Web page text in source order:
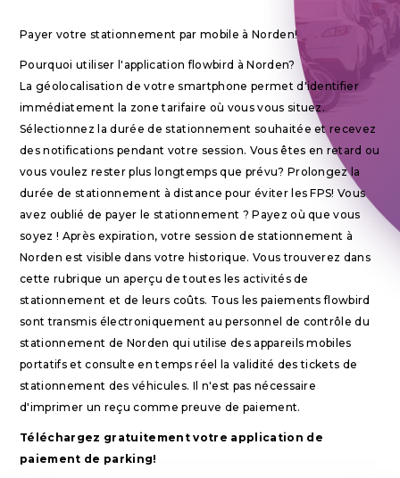
Payer votre stationnement par mobile à Norden!
Pourquoi utiliser l'application flowbird à Norden?
La géolocalisation de votre smartphone permet d'identifier
immédiatement la zone tarifaire où vous vous situez.
Sélectionnez la durée de stationnement souhaitée et recevez
des notifications pendant votre session. Vous êtes en retard ou
vous voulez rester plus longtemps que prévu? Prolongez la
durée de stationnement à distance pour éviter les FPS! Vous
avez oublié de payer le stationnement ? Payez où que vous
soyez ! Après expiration, votre session de stationnement à
Norden est visible dans votre historique. Vous trouverez dans
cette rubrique un aperçu de toutes les activités de
stationnement et de leurs coûts. Tous les paiements flowbird
sont transmis électroniquement au personnel de contrôle du
stationnement de Norden qui utilise des appareils mobiles
portatifs et consulte en temps réel la validité des tickets de
stationnement des véhicules. Il n'est pas nécessaire
d'imprimer un reçu comme preuve de paiement.
Téléchargez gratuitement votre application de
paiement de parking!